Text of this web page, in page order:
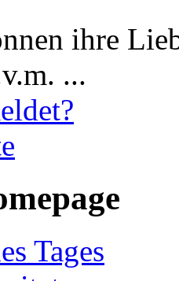
ihre
...
Tages